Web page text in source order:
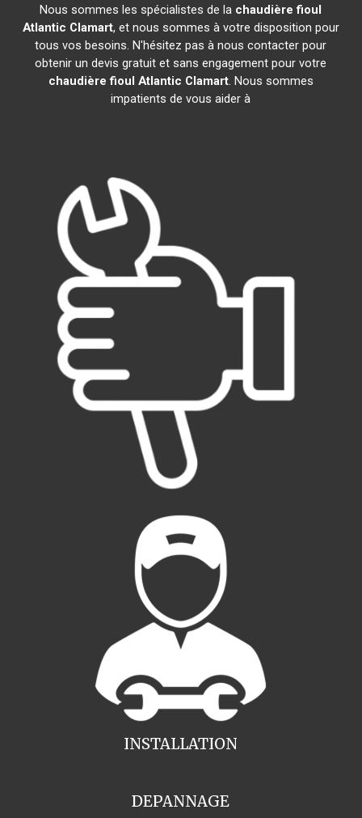
Nous sommes les spécialistes de la chaudière fioul
Atlantic Clamart, et nous sommes à votre disposition pour
tous vos besoins. N'hésitez pas à nous contacter pour
obtenir un devis gratuit et sans engagement pour votre
chaudière fioul Atlantic Clamart. Nous sommes
impatients de vous aider à
INSTALLATION
DEPANNAGE